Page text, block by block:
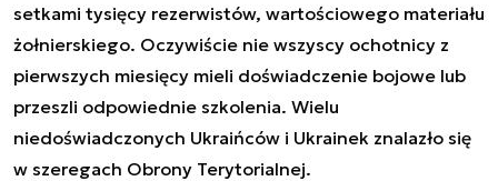
setkami tysięcy rezerwistów, wartościowego materiału
żołnierskiego. Oczywiście nie wszyscy ochotnicy z
pierwszych miesięcy mieli doświadczenie bojowe lub
przeszli odpowiednie szkolenia. Wielu
niedoświadczonych Ukraińców i Ukrainek znalazło się
w szeregach Obrony Terytorialnej.